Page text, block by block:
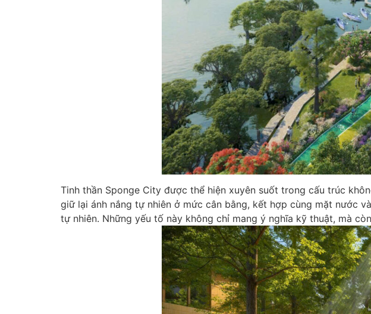
Tinh thần Sponge City được thể hiện xuyên suốt trong cấu trúc
giữ lại ánh nắng tự nhiên ở mức cân bằng, kết hợp cùng mặt nước
tự nhiên. Những yếu tố này không chỉ mang ý nghĩa kỹ thuật, mà